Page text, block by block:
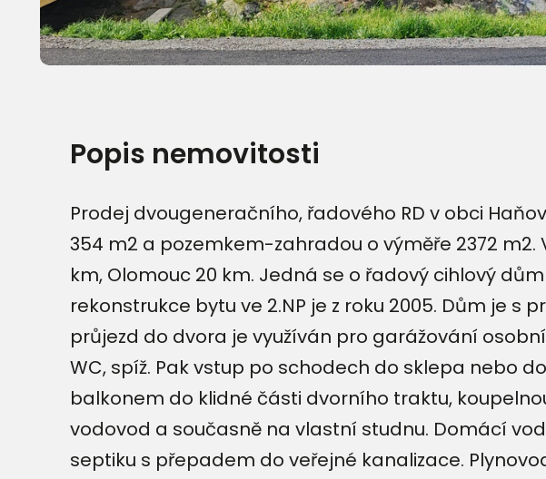
Popis nemovitosti
Prodej dvougeneračního, řadového RD v obci
354 m2 a pozemkem-zahradou o výměře 2372
km, Olomouc 20 km. Jedná se o řadový cihlový
rekonstrukce bytu ve 2.NP je z roku 2005. Dům je
průjezd do dvora je využíván pro garážování
WC, spíž. Pak vstup po schodech do sklepa nebo
balkonem do klidné části dvorního traktu,
vodovod a současně na vlastní studnu. Domácí
septiku s přepadem do veřejné kanalizace.